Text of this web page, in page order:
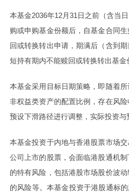
本基金2036年12月31日之前（含当
购或申购基金份额后，自基金合同
回或转换转出申请，期满后（含到
短持有期内不能赎回或转换转出基金
本基金采用目标日期策略，即随着
非权益类资产的配置比例，存在风
预设下滑路径进行调整，实际投资
本基金投资于内地与香港股票市场
公司上市的股票，会面临港股通机
的特有风险，包括港股市场股价波
的风险等。本基金投资于港股通标